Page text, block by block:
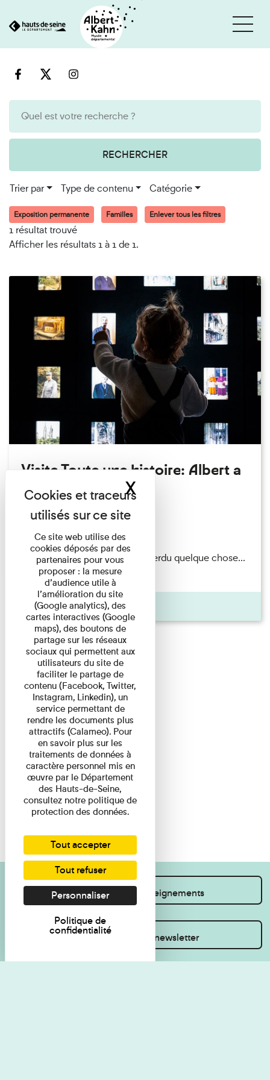
au
RECHERCHER
Trier par Type de contenu Catégorie
Exposition permanente Familles Enlever tous les filtres
1 résultat trouvé
Afficher les résultats 1 à 1 de 1.
Visite Toute une histoire: Albert a
perdu son chapeau!
Exposition permanente
Du 15/08/2026 au 15/08/2026
Il semblerait qu’Albert Kahn a perdu quelque chose...
Accompagnés d’une ...
Agenda
Je souhaite des renseignements
Inscrivez-vous à la newsletter
Cookies et traceurs utilisés sur ce site
Ce site web utilise des
cookies déposés par des
partenaires pour vous
proposer : la mesure
d’audience utile à
l’amélioration du site
(Google analytics), des
cartes interactives (Google
maps), des boutons de
partage sur les réseaux
sociaux qui permettent aux
utilisateurs du site de
faciliter le partage de
contenu (Facebook, Twitter,
Instagram, Linkedin), un
service permettant de
rendre les documents plus
attractifs (Calameo). Pour
en savoir plus sur les
traitements de données à
caractère personnel mis en
œuvre par le Département
des Hauts-de-Seine,
consultez notre politique de
protection des données.
Tout accepter
Tout refuser
Personnaliser
Politique de
confidentialité
XMasquer le